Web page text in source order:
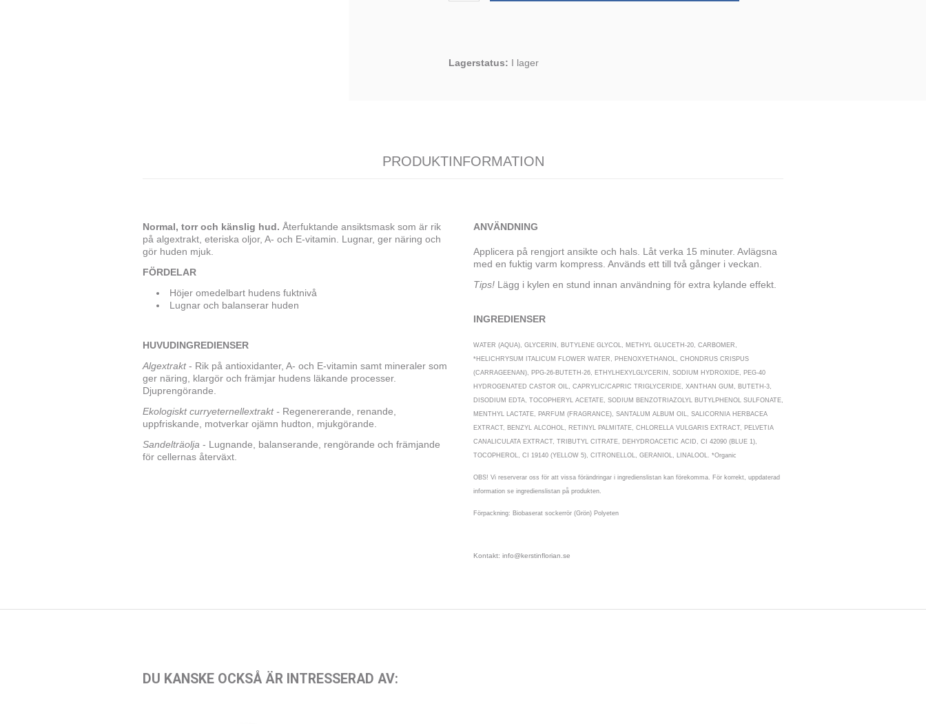
Lagerstatus: I lager
PRODUKTINFORMATION
Normal, torr och känslig hud. Återfuktande ansiktsmask som är rik
på algextrakt, eteriska oljor, A- och E-vitamin. Lugnar, ger näring och
gör huden mjuk.
FÖRDELAR
Höjer omedelbart hudens fuktnivå
Lugnar och balanserar huden
HUVUDINGREDIENSER
Algextrakt- Rik på antioxidanter, A- och E-vitamin samt mineraler som
ger näring, klargör och främjar hudens läkande processer.
Djuprengörande.
Ekologiskt curryeternellextrakt - Regenererande, renande,
uppfriskande, motverkar ojämn hudton, mjukgörande.
Sandelträolja - Lugnande, balanserande, rengörande och främjande
för cellernas återväxt.
ANVÄNDNING
Applicera på rengjort ansikte och hals. Låt verka 15 minuter. Avlägsna
med en fuktig varm kompress. Används ett till två gånger i veckan.
Tips! Lägg i kylen en stund innan användning för extra kylande effekt.
INGREDIENSER
WATER (AQUA), GLYCERIN, BUTYLENE GLYCOL, METHYL GLUCETH-20, CARBOMER,
*HELICHRYSUM ITALICUM FLOWER WATER, PHENOXYETHANOL, CHONDRUS CRISPUS
(CARRAGEENAN), PPG-26-BUTETH-26, ETHYLHEXYLGLYCERIN, SODIUM HYDROXIDE, PEG-40
HYDROGENATED CASTOR OIL, CAPRYLIC/CAPRIC TRIGLYCERIDE, XANTHAN GUM, BUTETH-3,
DISODIUM EDTA, TOCOPHERYL ACETATE, SODIUM BENZOTRIAZOLYL BUTYLPHENOL SULFONATE,
MENTHYL LACTATE, PARFUM (FRAGRANCE), SANTALUM ALBUM OIL, SALICORNIA HERBACEA
EXTRACT, BENZYL ALCOHOL, RETINYL PALMITATE, CHLORELLA VULGARIS EXTRACT, PELVETIA
CANALICULATA EXTRACT, TRIBUTYL CITRATE, DEHYDROACETIC ACID, CI 42090 (BLUE 1),
TOCOPHEROL, CI 19140 (YELLOW 5), CITRONELLOL, GERANIOL, LINALOOL. *Organic
OBS! Vi reserverar oss för att vissa förändringar i ingredienslistan kan förekomma. För korrekt, uppdaterad
information se ingredienslistan på produkten.
Förpackning: Biobaserat sockerrör (Grön) Polyeten
Kontakt: info@kerstinflorian.se
DU KANSKE OCKSÅ ÄR INTRESSERAD AV: